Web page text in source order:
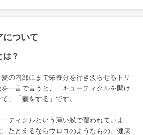
について
は？
の内部にまで栄養分を行き渡らせるトリ
一言で言うと、「キューティクルを開け
」「蓋をする」です。
ティクルという薄い膜で覆われていま
たとえるならウロコのようなもの。健康